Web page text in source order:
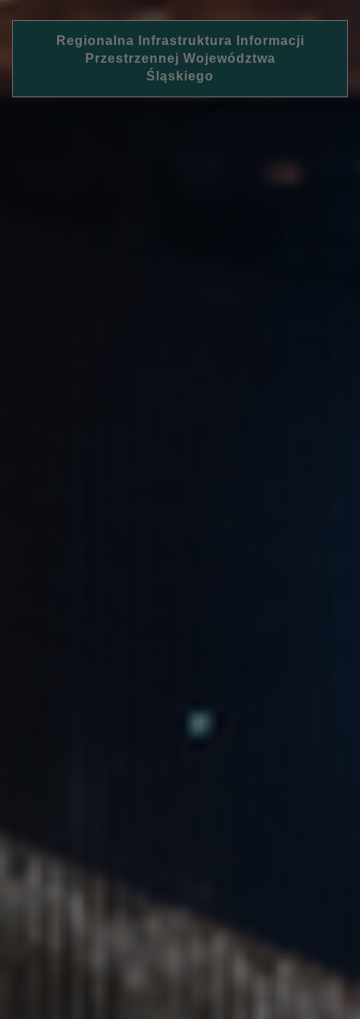
Regionalna Infrastruktura Informacji
Przestrzennej Województwa
Śląskiego